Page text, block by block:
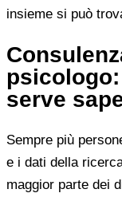
insieme si può
serve
Sempre più
e i dati della
maggior parte dei